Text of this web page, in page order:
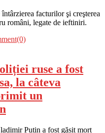
facturilor şi creşterea
români, legate de ieftiniri.
ruse a fost
la câteva
un
Putin a fost găsit mort